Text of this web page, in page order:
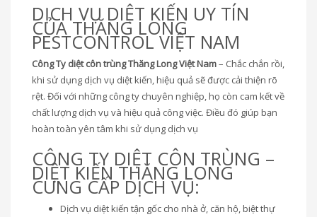
DỊCH VỤ DIỆT KIẾN UY TÍN
CỦA THĂNG LONG
PESTCONTROL VIỆT NAM
Công Ty diệt côn trùng Thăng Long Việt Nam– Chắc chắn rồi,
khi sử dụng dịch vụ diệt kiến, hiệu quả sẽ được cải thiện rõ
rệt. Đối với những công ty chuyên nghiệp, họ còn cam kết về
chất lượng dịch vụ và hiệu quả công việc. Điều đó giúp bạn
hoàn toàn yên tâm khi sử dụng dịch vụ
CÔNG TY DIỆT CÔN TRÙNG –
DIỆT KIẾN THĂNG LONG
CUNG CẤP DỊCH VỤ:
Dịch vụ diệt kiến tận gốc cho nhà ở, căn hộ, biệt thự